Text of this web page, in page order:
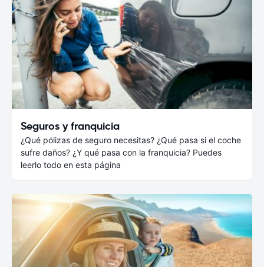
Seguros y franquicia
¿Qué pólizas de seguro necesitas? ¿Qué pasa si el coche
sufre daños? ¿Y qué pasa con la franquicia? Puedes
leerlo todo en esta página